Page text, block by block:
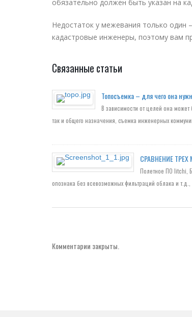
обязательно должен быть указан на
Недостаток у межевания только один
кадастровые инженеры, поэтому вам
Связанные статьи
Топосъемка – для чего она
В зависимости от целей она
так и общего назначения, съемка инженерных
СРАВНЕНИЕ
Полетное ПО litchi,
опознака без всевозможных фильтраций облака и
Комментарии закрыты.